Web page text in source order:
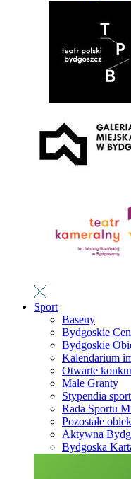
Sport
Baseny
Bydgoskie
Bydgoskie
Kalendarium
Otwarte
Małe Granty
Stypendia
Rada Sportu
Pozostałe
Aktywna
Bydgoska